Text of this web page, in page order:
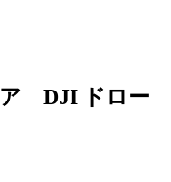
ア DJI ドロー